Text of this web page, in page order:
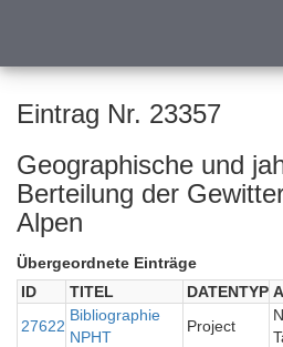
Eintrag Nr. 23357
Geographische und
Berteilung der
Alpen
Übergeordnete Einträge
ID
TITEL DATENTYP
27622
Bibliographie
NPHT
Project